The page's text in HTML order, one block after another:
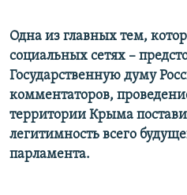
Одна из главных тем,
социальных сетях –
Государственную думу
комментаторов,
территории Крыма
легитимность всего
парламента.